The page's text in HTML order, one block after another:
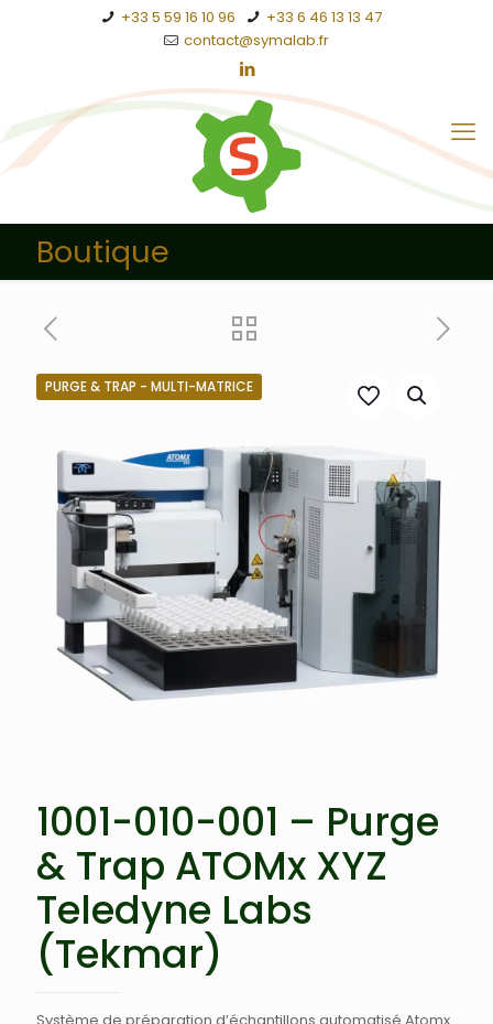
+33 5 59 16 10 96
+33 6 46 13 13 47
contact@symalab.fr
Boutique
PURGE & TRAP - MULTI-MATRICE
1001-010-001 – Purge
& Trap ATOMx XYZ
Teledyne Labs
(Tekmar)